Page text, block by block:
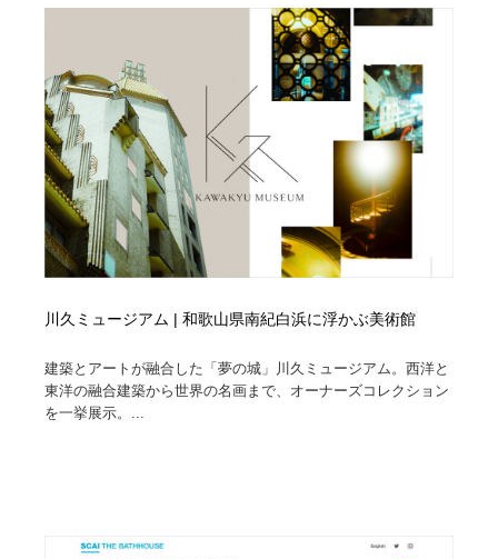
川久ミュージアム | 和歌山県南紀白浜に浮かぶ美術館
建築とアートが融合した「夢の城」川久ミュージアム。西洋と
東洋の融合建築から世界の名画まで、オーナーズコレクション
を一挙展示。...